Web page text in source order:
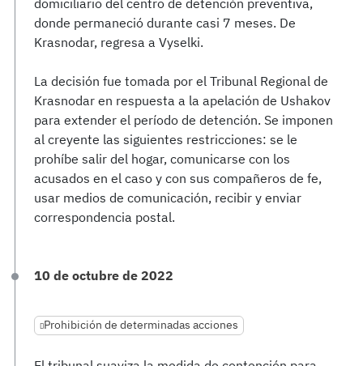
domiciliario del centro de detención preventiva,
donde permaneció durante casi 7 meses. De
Krasnodar, regresa a Vyselki.
La decisión fue tomada por el Tribunal Regional de
Krasnodar en respuesta a la apelación de Ushakov
para extender el período de detención. Se imponen
al creyente las siguientes restricciones: se le
prohíbe salir del hogar, comunicarse con los
acusados en el caso y con sus compañeros de fe,
usar medios de comunicación, recibir y enviar
correspondencia postal.
10 de octubre de 2022
Prohibición de determinadas acciones